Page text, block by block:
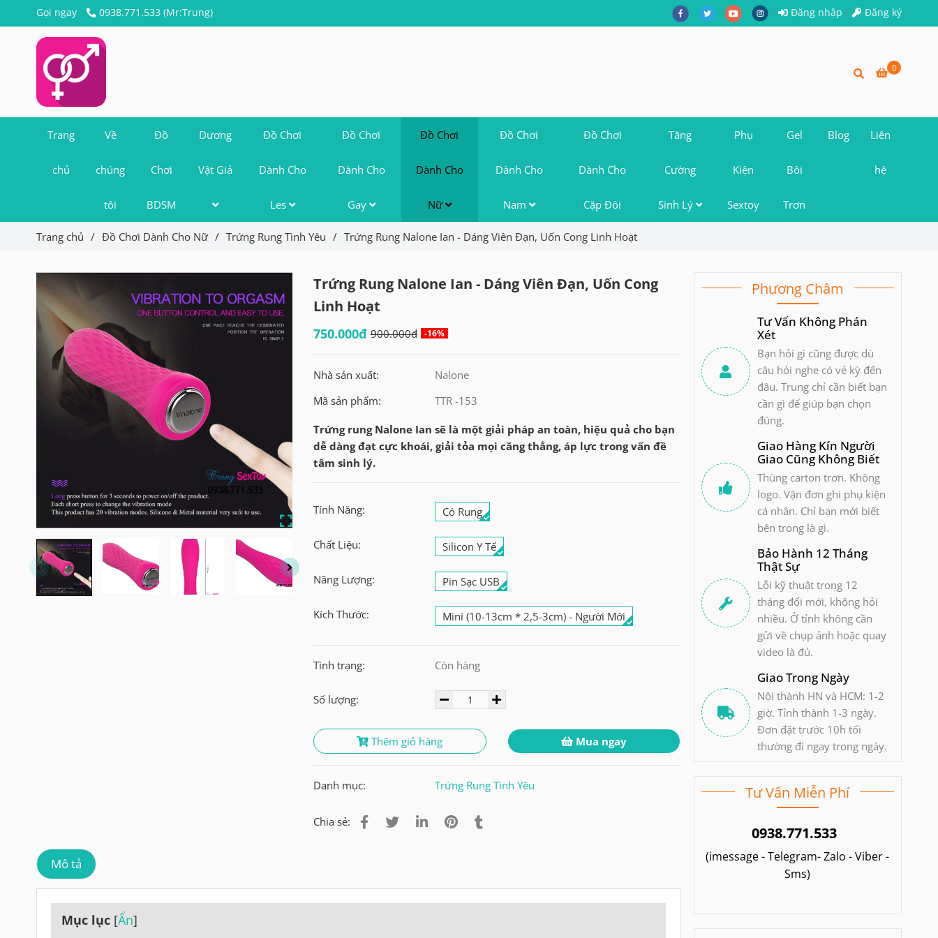
Gọi ngay 0938.771.533 (Mr:Trung) Đăng nhập Đăng ký
0
Trang
chủ
Về
chúng
tôi
Đồ
Chơi
BDSM
Dương
Vật Giả
Đồ Chơi
Dành Cho
Les
Đồ Chơi
Dành Cho
Gay
Đồ Chơi
Dành Cho
Nữ
Đồ Chơi
Dành Cho
Nam
Đồ Chơi
Dành Cho
Cặp Đôi
Tăng
Cường
Sinh Lý
Phụ
Kiện
Sextoy
Gel
Bôi
Trơn
Blog Liên
hệ
Trang chủ / Đồ Chơi Dành Cho Nữ / Trứng Rung Tình Yêu / Trứng Rung Nalone Ian - Dáng Viên Đạn, Uốn Cong Linh Hoạt
Trứng Rung Nalone Ian - Dáng Viên Đạn, Uốn Cong
Linh Hoạt
750.000đ 900.000đ -16%
Nhà sản xuất:
Nalone
Mã sản phẩm:
TTR -153
Trứng rung Nalone Ian sẽ là một giải pháp an toàn, hiệu quả cho bạn
dễ dàng đạt cực khoái, giải tỏa mọi căng thẳng, áp lực trong vấn đề
tâm sinh lý.
Tính Năng: Có Rung
Chất Liệu: Silicon Y Tế
Năng Lượng: Pin Sạc USB
Kích Thước: Mini (10-13cm * 2,5-3cm) - Người Mới
Tình trạng: Còn hàng
Số lượng:
Thêm giỏ hàng Mua ngay
Danh mục: Trứng Rung Tình Yêu
Chia sẻ:
Mô tả
Mục lục [Ẩn]
Phương Châm
Tư Vấn Không Phán
Xét
Bạn hỏi gì cũng được dù
câu hỏi nghe có vẻ kỳ đến
đâu. Trung chỉ cần biết bạn
cần gì để giúp bạn chọn
đúng.
Giao Hàng Kín Người
Giao Cũng Không Biết
Thùng carton trơn. Không
logo. Vận đơn ghi phụ kiện
cá nhân. Chỉ bạn mới biết
bên trong là gì.
Bảo Hành 12 Tháng
Thật Sự
Lỗi kỹ thuật trong 12
tháng đổi mới, không hỏi
nhiều. Ở tỉnh không cần
gửi về chụp ảnh hoặc quay
video là đủ.
Giao Trong Ngày
Nội thành HN và HCM: 1-2
giờ. Tỉnh thành 1-3 ngày.
Đơn đặt trước 10h tối
thường đi ngay trong ngày.
Tư Vấn Miễn Phí
0938.771.533
(imessage - Telegram- Zalo - Viber -
Sms)